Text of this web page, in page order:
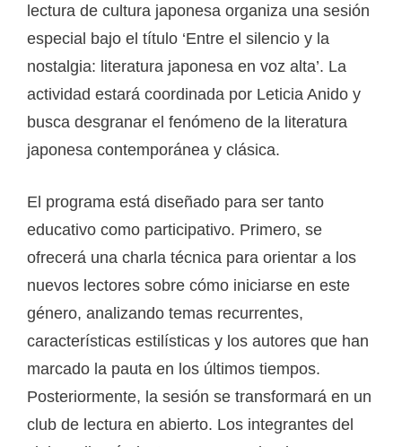
lectura de cultura japonesa organiza una sesión
especial bajo el título ‘Entre el silencio y la
nostalgia: literatura japonesa en voz alta’. La
actividad estará coordinada por Leticia Anido y
busca desgranar el fenómeno de la literatura
japonesa contemporánea y clásica.
El programa está diseñado para ser tanto
educativo como participativo. Primero, se
ofrecerá una charla técnica para orientar a los
nuevos lectores sobre cómo iniciarse en este
género, analizando temas recurrentes,
características estilísticas y los autores que han
marcado la pauta en los últimos tiempos.
Posteriormente, la sesión se transformará en un
club de lectura en abierto. Los integrantes del